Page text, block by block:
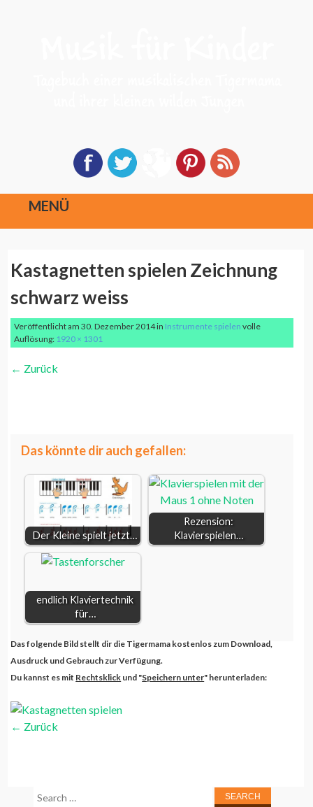
MENÜ
zum
Kastagnetten spielen Zeichnung
schwarz weiss
Veröffentlicht am30. Dezember 2014in Instrumente spielen volle
Auflösung: 1920 × 1301
← Zurück
Das könnte dir auch gefallen:
Der Kleine spielt jetzt…
Rezension:
Klavierspielen…
endlich Klaviertechnik
für…
Das folgende Bild stellt dir die Tigermama kostenlos zum Download,
Ausdruck und Gebrauch zur Verfügung.
Du kannst es mit Rechtsklick und "Speichern unter" herunterladen:
← Zurück
Search